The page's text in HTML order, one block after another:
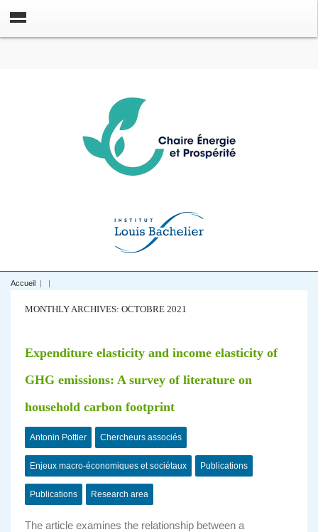
Accueil | |
MONTHLY ARCHIVES: OCTOBRE 2021
Expenditure elasticity and income elasticity of
GHG emissions: A survey of literature on
household carbon footprint
Antonin Pottier Chercheurs associés
Enjeux macro-économiques et sociétaux Publications
Publications Research area
The article examines the relationship between a